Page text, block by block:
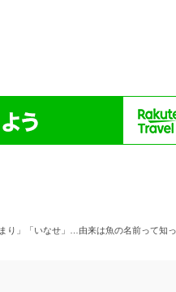
まり」「いなせ」…由来は魚の名前って知